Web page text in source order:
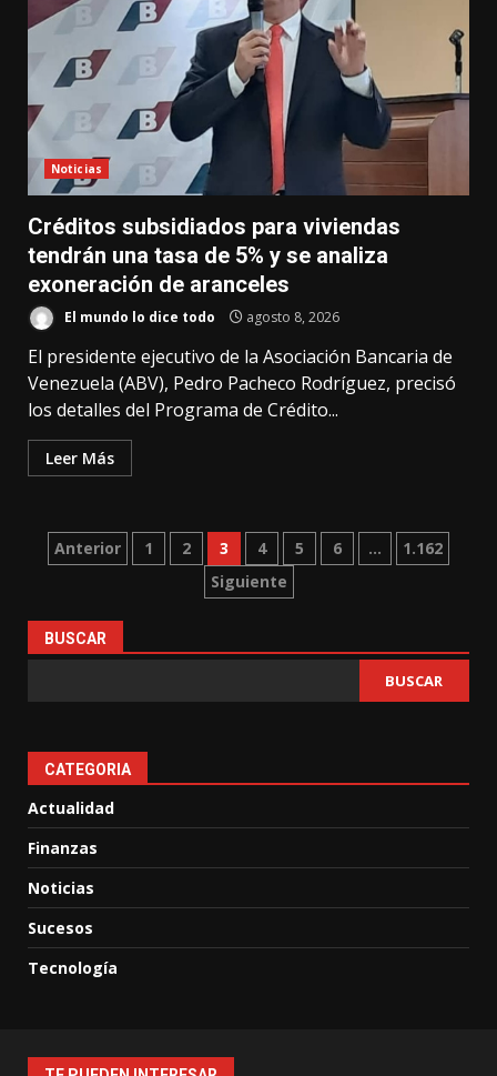
Noticias
Créditos subsidiados para viviendas
tendrán una tasa de 5% y se analiza
exoneración de aranceles
El mundo lo dice todo agosto 8, 2026
El presidente ejecutivo de la Asociación Bancaria de
Venezuela (ABV), Pedro Pacheco Rodríguez, precisó
los detalles del Programa de Crédito...
Leer Más
Paginación
entradas
Anterior 1 2 3 4 5 6 …
1.162
Siguiente
BUSCAR
BUSCAR
CATEGORIA
Actualidad
Finanzas
Noticias
Sucesos
Tecnología